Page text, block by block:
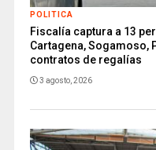
POLITICA
Fiscalía captura a 13
Cartagena, Sogamoso,
contratos de regalías
3 agosto, 2026